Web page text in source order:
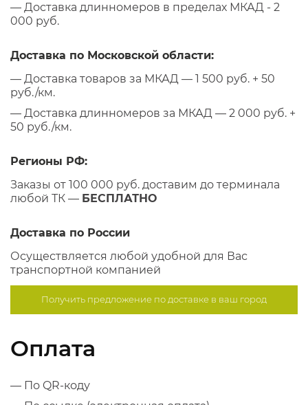
— Доставка длинномеров в пределах МКАД - 2
000 руб.
Доставка по Московской области:
— Доставка товаров за МКАД — 1 500 руб. + 50
руб./км.
— Доставка длинномеров за МКАД — 2 000 руб. +
50 руб./км.
Регионы РФ:
Заказы от 100 000 руб. доставим до терминала
любой ТК — БЕСПЛАТНО
Доставка по России
Осуществляется любой удобной для Вас
транспортной компанией
Получить предложение подоставке в ваш город
Оплата
— По QR-коду